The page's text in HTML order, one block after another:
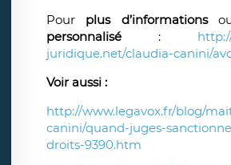
Pour plus d’informations
personnalisé :
juridique.net/claudia-canini/
Voir aussi :
http://www.legavox.fr/blog/
canini/quand-juges-
droits-9390.htm